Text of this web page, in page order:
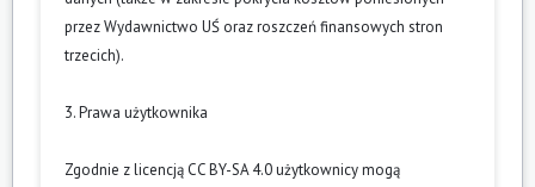
przez Wydawnictwo UŚ oraz roszczeń finansowych stron
trzecich).
3. Prawa użytkownika
Zgodnie z licencją CC BY-SA 4.0 użytkownicy mogą